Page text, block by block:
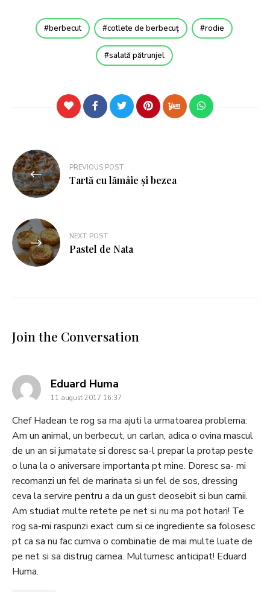
berbecut cotlete de berbecuț rodie
salată pătrunjel
PREVIOUS POST
Tartă cu lămâie și bezea
NEXT POST
Pastel de Nata
Join the Conversation
Eduard Huma
11 august 2017 16:37
Chef Hadean te rog sa ma ajuti la urmatoarea problema:
Am un animal, un berbecut, un carlan, adica o ovina mascul
de un an si jumatate si doresc sa-l prepar la protap peste
o luna la o aniversare importanta pt mine. Doresc sa- mi
recomanzi un fel de marinata si un fel de sos, dressing
ceva la servire pentru a da un gust deosebit si bun carnii.
Am studiat multe retete pe net si nu ma pot hotari! Te
rog sa-mi raspunzi exact cum si ce ingrediente sa folosesc
pt ca sa nu fac cumva o combinatie de mai multe luate de
pe net si sa distrug carnea. Multumesc anticipat! Eduard
Huma.